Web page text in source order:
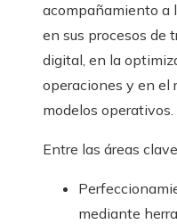
acompañamiento a
en sus procesos de
digital, en la
operaciones y en el
modelos operativos.
Entre las áreas
mediante